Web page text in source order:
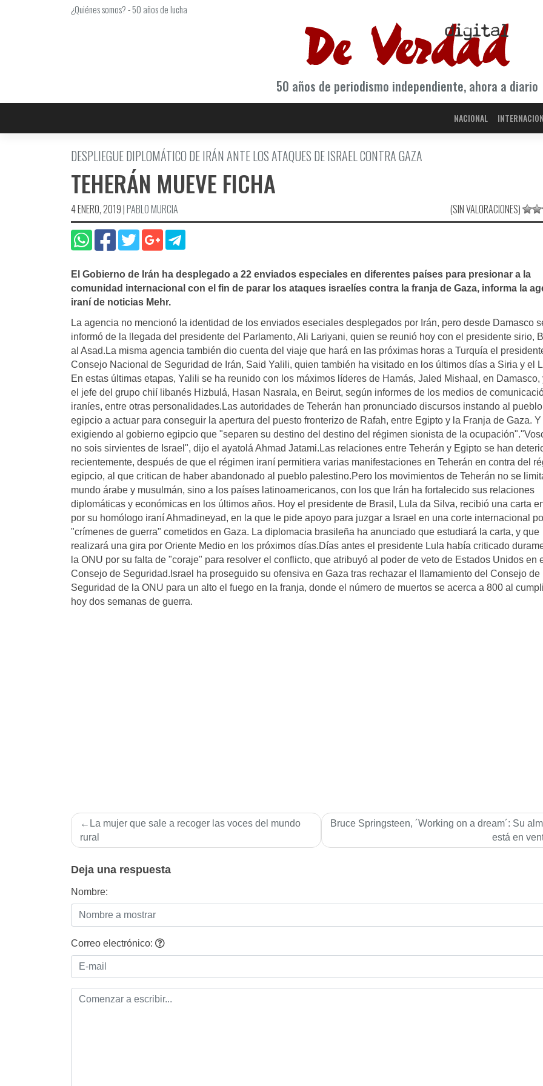
¿Quiénes somos?-50 años de lucha
50 años de periodismo independiente, ahora a diario
NACIONAL
DESPLIEGUE DIPLOMÁTICO DE IRÁN ANTE LOS ATAQUES DE ISRAEL CONTRA GAZA
TEHERÁN MUEVE FICHA
4 ENERO, 2019|PABLO MURCIA (SIN VALORACIONES)
El Gobierno de Irán ha desplegado a 22 enviados especiales en diferentes paí­ses para presionar a la
comunidad internacional con el fin de parar los ataques israelí­es contra la franja de Gaza, informa la
iraní­ de noticias Mehr.
La agencia no mencionó la identidad de los enviados eseciales desplegados por Irán, pero desde Damasco
informó de la llegada del presidente del Parlamento, Ali Lariyani, quien se reunió hoy con el presidente sirio,
al Asad.La misma agencia también dio cuenta del viaje que hará en las próximas horas a Turquía el
Consejo Nacional de Seguridad de Irán, Said Yalili, quien también ha visitado en los últimos días a Siria y el
En estas últimas etapas, Yalili se ha reunido con los máximos líderes de Hamás, Jaled Mishaal, en Damasco,
el jefe del grupo chií libanés Hizbulá, Hasan Nasrala, en Beirut, según informes de los medios de
iraníes, entre otras personalidades.Las autoridades de Teherán han pronunciado discursos instando al pueblo
egipcio a actuar para conseguir la apertura del puesto fronterizo de Rafah, entre Egipto y la Franja de Gaza. Y
exigiendo al gobierno egipcio que "separen su destino del destino del régimen sionista de la
no sois sirvientes de Israel", dijo el ayatolá Ahmad Jatami.Las relaciones entre Teherán y Egipto se han
recientemente, después de que el régimen iraní permitiera varias manifestaciones en Teherán en contra del
egipcio, al que critican de haber abandonado al pueblo palestino.Pero los movimientos de Teherán no se
mundo árabe y musulmán, sino a los países latinoamericanos, con los que Irán ha fortalecido sus relaciones
diplomáticas y económicas en los últimos años. Hoy el presidente de Brasil, Lula da Silva, recibió una carta
por su homólogo iraní Ahmadineyad, en la que le pide apoyo para juzgar a Israel en una corte internacional
"crímenes de guerra" cometidos en Gaza. La diplomacia brasileña ha anunciado que estudiará la carta, y que
realizará una gira por Oriente Medio en los próximos días.Días antes el presidente Lula había criticado
la ONU por su falta de "coraje" para resolver el conflicto, que atribuyó al poder de veto de Estados Unidos en
Consejo de Seguridad.Israel ha proseguido su ofensiva en Gaza tras rechazar el llamamiento del Consejo de
Seguridad de la ONU para un alto el fuego en la franja, donde el número de muertos se acerca a 800 al
hoy dos semanas de guerra.
Navegación
de
La mujer que sale a recoger las voces del mundo
rural
Bruce Springsteen, ´Working on a dream´: Su
está en
Deja una respuesta
Nombre:
Correo electrónico: